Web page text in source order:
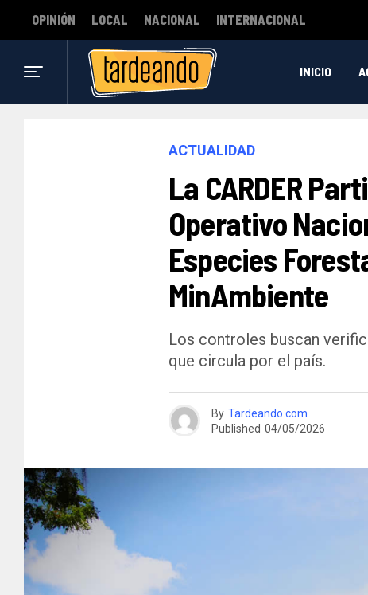
OPINIÓN LOCAL NACIONAL INTERNACIONAL
INICIO
ACTUALIDAD
La CARDER
Operativo
Especies
MinAmbiente
Los controles buscan
que circula por el país.
By Tardeando.com
Published 04/05/2026